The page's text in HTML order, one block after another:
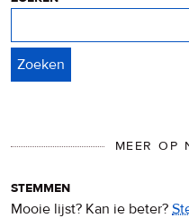
MEER OP
stemmen
Mooie lijst? Kan ie beter?